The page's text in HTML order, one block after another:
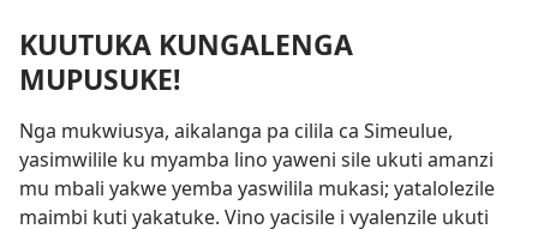
KUUTUKA KUNGALENGA
MUPUSUKE!
Nga mukwiusya, aikalanga pa cilila ca Simeulue,
yasimwilile ku myamba lino yaweni sile ukuti amanzi
mu mbali yakwe yemba yaswilila mukasi; yatalolezile
maimbi kuti yakatuke. Vino yacisile i vyalenzile ukuti